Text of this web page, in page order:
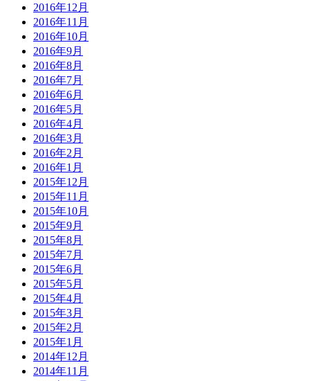
2016年12月
2016年11月
2016年10月
2016年9月
2016年8月
2016年7月
2016年6月
2016年5月
2016年4月
2016年3月
2016年2月
2016年1月
2015年12月
2015年11月
2015年10月
2015年9月
2015年8月
2015年7月
2015年6月
2015年5月
2015年4月
2015年3月
2015年2月
2015年1月
2014年12月
2014年11月